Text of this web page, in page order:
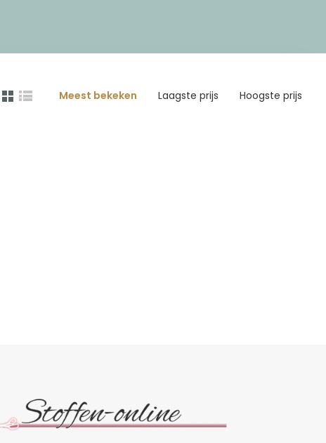
Meest bekeken Laagste prijs Hoogste prijs